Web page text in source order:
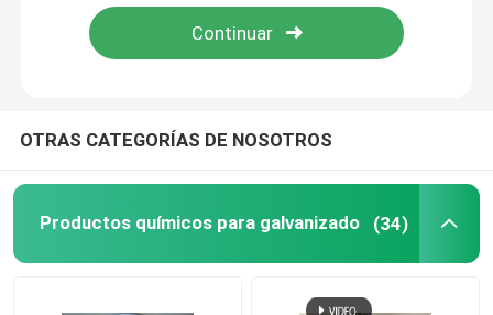
Sobre nosotros
Recorrido por la fábrica
OTRAS CATEGORÍAS DE NOSOTROS
Productos químicos para galvanizado (34)